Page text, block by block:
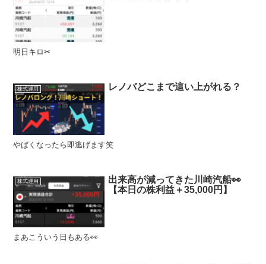
明日キロ✂︎
株式運用 レノバどこまで這い上がれる？
やばくなったら即逃げます笑
株式運用
出来高が減ってきた川崎汽船👀
【本日の株利益＋35,000円】
まあこういう日もある👀